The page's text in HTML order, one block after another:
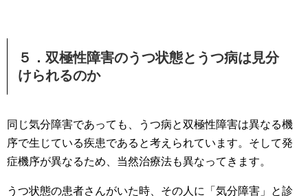
５．双極性障害のうつ状態とうつ病は見分
けられるのか
同じ気分障害であっても、うつ病と双極性障害は異なる機
序で生じている疾患であると考えられています。そして発
症機序が異なるため、当然治療法も異なってきます。
うつ状態の患者さんがいた時、その人に「気分障害」と診